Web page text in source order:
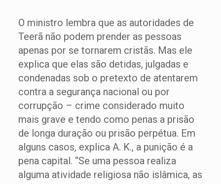
O ministro lembra que as autoridades de
Teerã não podem prender as pessoas
apenas por se tornarem cristãs. Mas ele
explica que elas são detidas, julgadas e
condenadas sob o pretexto de atentarem
contra a segurança nacional ou por
corrupção – crime considerado muito
mais grave e tendo como penas a prisão
de longa duração ou prisão perpétua. Em
alguns casos, explica A. K., a punição é a
pena capital. “Se uma pessoa realiza
alguma atividade religiosa não islâmica, as